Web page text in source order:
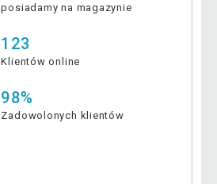
posiadamy na magazynie
123
Klientów online
98%
Zadowolonych klientów